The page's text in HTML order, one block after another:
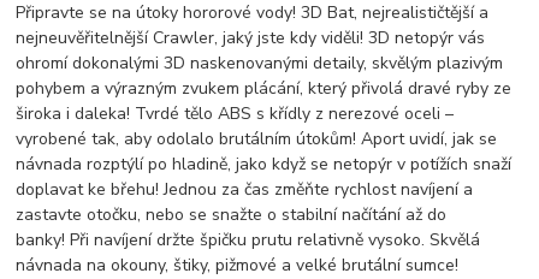
Připravte se na útoky hororové vody!3D Bat, nejrealističtější a
nejneuvěřitelnější Crawler, jaký jste kdy viděli!3D netopýr vás
ohromí dokonalými 3D naskenovanými detaily, skvělým plazivým
pohybem a výrazným zvukem plácání, který přivolá dravé ryby ze
široka i daleka! Tvrdé tělo ABS s křídly z nerezové oceli –
vyrobené tak, aby odolalo brutálním útokům!Aport uvidí, jak se
návnada rozptýlí po hladině, jako když se netopýr v potížích snaží
doplavat ke břehu!Jednou za čas změňte rychlost navíjení a
zastavte otočku, nebo se snažte o stabilní načítání až do
banky!Při navíjení držte špičku prutu relativně vysoko.Skvělá
návnada na okouny, štiky, pižmové a velké brutální sumce!